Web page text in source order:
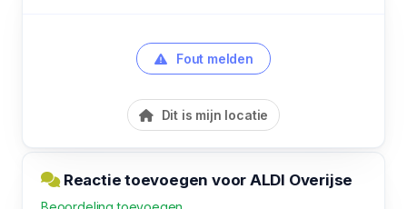
Fout melden
Dit is mijn locatie
Reactie toevoegen voor ALDI Overijse